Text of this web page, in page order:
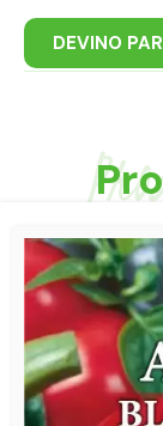
DEVINO